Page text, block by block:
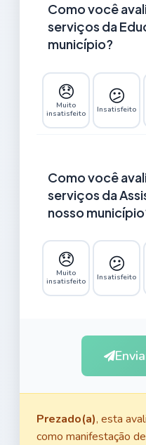
Como você
serviços da
município?
😞
Muito
insatisfeito
😕
Insatisfeito
Como você
serviços da
nosso
😞
Muito
insatisfeito
😕
Insatisfeito
Prezado(a), esta
como manifestação